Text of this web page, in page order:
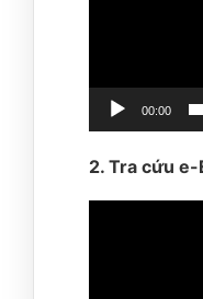
00:00
2. Tra cứu e-